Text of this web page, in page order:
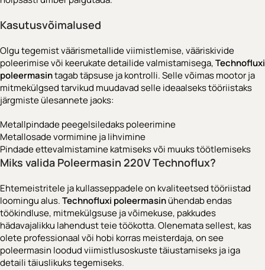
Kasutusvõimalused
Olgu tegemist väärismetallide viimistlemise, vääriskivide
poleerimise või keerukate detailide valmistamisega,Technofluxi
poleermasintagab täpsuse ja kontrolli. Selle võimas mootor ja
mitmekülgsed tarvikud muudavad selle ideaalseks tööriistaks
järgmiste ülesannete jaoks:
Metallpindade peegelsiledaks poleerimine
Metallosade vormimine ja lihvimine
Pindade ettevalmistamine katmiseks või muuks töötlemiseks
Miks valida Poleermasin 220V Technoflux?
Ehtemeistritele ja kullasseppadele on kvaliteetsed tööriistad
loomingu alus.Technofluxi poleermasinühendab endas
töökindluse, mitmekülgsuse ja võimekuse, pakkudes
hädavajalikku lahendust teie töökotta. Olenemata sellest, kas
olete professionaal või hobi korras meisterdaja, on see
poleermasin loodud viimistlusoskuste täiustamiseks ja iga
detaili täiuslikuks tegemiseks.